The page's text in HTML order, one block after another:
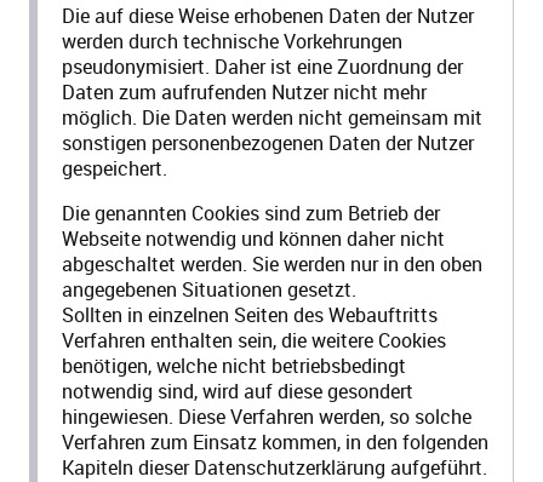
Die auf diese Weise erhobenen Daten der Nutzer
werden durch technische Vorkehrungen
pseudonymisiert. Daher ist eine Zuordnung der
Daten zum aufrufenden Nutzer nicht mehr
möglich. Die Daten werden nicht gemeinsam mit
sonstigen personenbezogenen Daten der Nutzer
gespeichert.
Die genannten Cookies sind zum Betrieb der
Webseite notwendig und können daher nicht
abgeschaltet werden. Sie werden nur in den oben
angegebenen Situationen gesetzt.
Sollten in einzelnen Seiten des Webauftritts
Verfahren enthalten sein, die weitere Cookies
benötigen, welche nicht betriebsbedingt
notwendig sind, wird auf diese gesondert
hingewiesen. Diese Verfahren werden, so solche
Verfahren zum Einsatz kommen, in den folgenden
Kapiteln dieser Datenschutzerklärung aufgeführt.